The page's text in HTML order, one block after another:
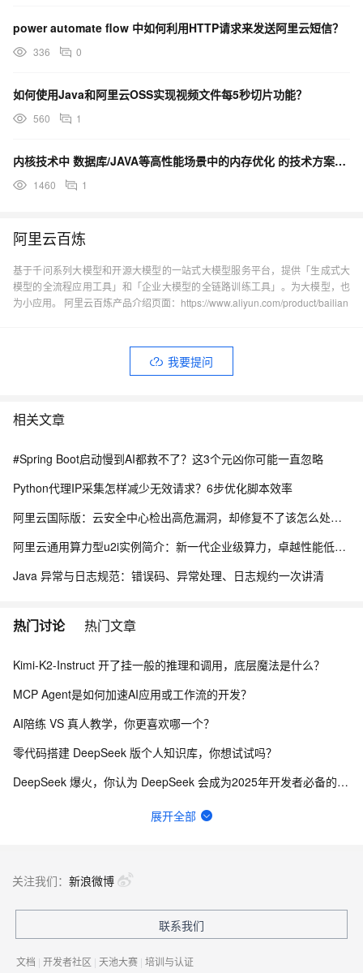
power automate flow 中如何利用HTTP请求来发送阿里云短信？
336 0
如何使用Java和阿里云OSS实现视频文件每5秒切片功能？
560 1
内核技术中 数据库/JAVA等高性能场景中的内存优化 的技术方案是什么？
1460 1
阿里云百炼
基于千问系列大模型和开源大模型的一站式大模型服务平台，提供「生成式大
模型的全流程应用工具」和「企业大模型的全链路训练工具」。为大模型，也
为小应用。 阿里云百炼产品介绍页面：https://www.aliyun.com/product/bailian
我要提问
相关文章
#Spring Boot启动慢到AI都救不了？这3个元凶你可能一直忽略
Python代理IP采集怎样减少无效请求？6步优化脚本效率
阿里云国际版：云安全中心检出高危漏洞，却修复不了该怎么处理？
阿里云通用算力型u2i实例简介：新一代企业级算力，卓越性能低价享高性价比
Java 异常与日志规范：错误码、异常处理、日志规约一次讲清
热门讨论 热门文章
Kimi-K2-Instruct 开了挂一般的推理和调用，底层魔法是什么？
MCP Agent是如何加速AI应用或工作流的开发？
AI陪练 VS 真人教学，你更喜欢哪一个？
零代码搭建 DeepSeek 版个人知识库，你想试试吗？
DeepSeek 爆火，你认为 DeepSeek 会成为2025年开发者必备的神器吗？
大模型数据处理vs人工数据处理，哪个更靠谱？
阿里云百炼这个问题怎么解决？
免费用户的token还没开始用就报错
展开全部
关注我们： 新浪微博
联系我们
文档 | 开发者社区 | 天池大赛 | 培训与认证